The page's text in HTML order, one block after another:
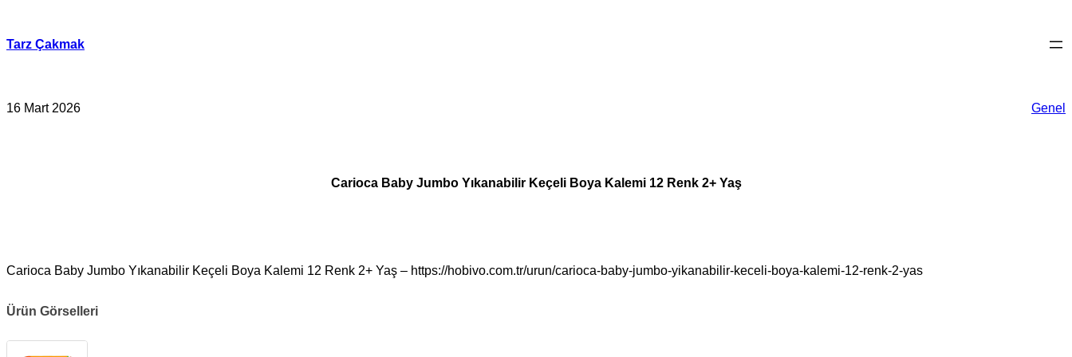
Tarz Çakmak
16 Mart 2026 Genel
Carioca Baby Jumbo Yıkanabilir Keçeli Boya Kalemi 12 Renk 2+ Yaş
Carioca Baby Jumbo Yıkanabilir Keçeli Boya Kalemi 12 Renk 2+ Yaş – https://hobivo.com.tr/urun/carioca-baby-jumbo-yikanabilir-keceli-boya-kalemi-12-renk-2-yas
Ürün Görselleri